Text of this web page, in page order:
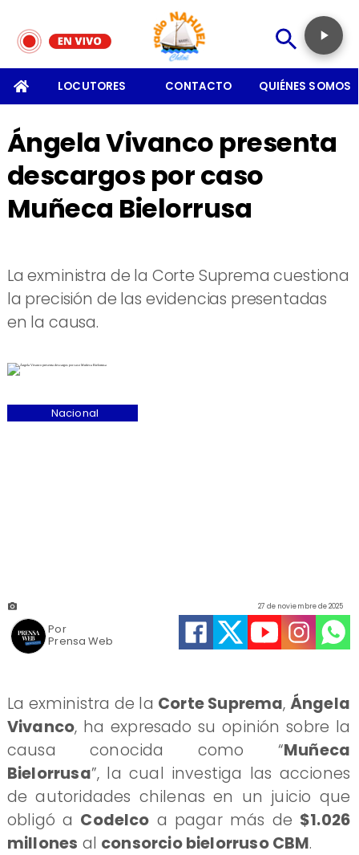
LOCUTORES CONTACTO QUIÉNES SOMOS
Ángela Vivanco presenta
descargos por caso
Muñeca Bielorrusa
La exministra de la Corte Suprema cuestiona
la precisión de las evidencias presentadas
en la causa.
Prensa Web
27 de noviembre de 2025
Nacional
Por
La exministra de la Corte Suprema, Ángela
Vivanco, ha expresado su opinión sobre la
causa conocida como “Muñeca
Bielorrusa”, la cual investiga las acciones
de autoridades chilenas en un juicio que
obligó a Codelco a pagar más de $1.026
millones al consorcio bielorruso CBM.